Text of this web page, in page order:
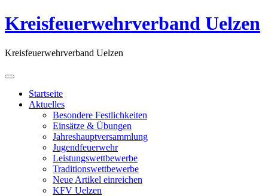
Kreisfeuerwehrverband Uelzen
Kreisfeuerwehrverband Uelzen
Startseite
Aktuelles
Besondere Festlichkeiten
Einsätze & Übungen
Jahreshauptversammlung
Jugendfeuerwehr
Leistungswettbewerbe
Traditionswettbewerbe
Neue Artikel einreichen
KFV Uelzen